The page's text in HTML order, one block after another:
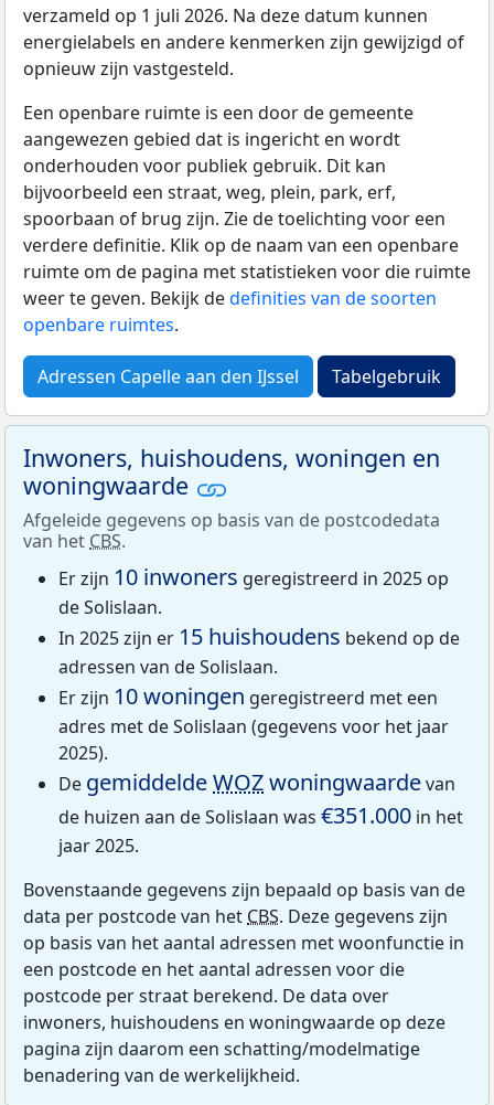
verzameld op 1 juli 2026. Na deze datum kunnen
energielabels en andere kenmerken zijn gewijzigd of
opnieuw zijn vastgesteld.
Een openbare ruimte is een door de gemeente
aangewezen gebied dat is ingericht en wordt
onderhouden voor publiek gebruik. Dit kan
bijvoorbeeld een straat, weg, plein, park, erf,
spoorbaan of brug zijn. Zie de toelichting voor een
verdere definitie. Klik op de naam van een openbare
ruimte om de pagina met statistieken voor die ruimte
weer te geven. Bekijk dedefinities van de soorten
openbare ruimtes.
Adressen Capelle aan den IJssel Tabelgebruik
Inwoners, huishoudens, woningen en
woningwaarde
Afgeleide gegevens op basis van de postcodedata
van het CBS.
Er zijn 10 inwoners geregistreerd in 2025 op
de Solislaan.
In 2025 zijn er 15 huishoudens bekend op de
adressen van de Solislaan.
Er zijn 10 woningen geregistreerd met een
adres met de Solislaan (gegevens voor het jaar
2025).
De gemiddeldeWOZwoningwaardevan
de huizen aan de Solislaan was €351.000 in het
jaar 2025.
Bovenstaande gegevens zijn bepaald op basis van de
data per postcode van het CBS. Deze gegevens zijn
op basis van het aantal adressen met woonfunctie in
een postcode en het aantal adressen voor die
postcode per straat berekend. De data over
inwoners, huishoudens en woningwaarde op deze
pagina zijn daarom een schatting/modelmatige
benadering van de werkelijkheid.